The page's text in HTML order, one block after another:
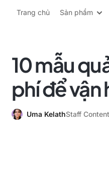
ClickUp Blog
Trang chủ Sản phẩm
10 mẫu
phí để vận
Uma KelathStaff